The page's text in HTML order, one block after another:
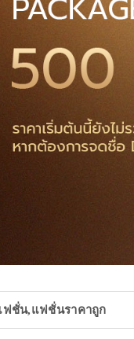
ฟชั่น,แฟชั่นราคาถูก